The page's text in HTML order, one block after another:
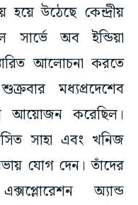
হয়ে উঠেছে কেন্দ্রীয়
সার্ভে অব ইন্ডিয়া
আলোচনা করতে
মধ্যপ্রদেশেব
আয়োজন করেছিল।
সাহা এবং খনিজ
যোগ দেন। তাঁদের
অ্যান্ড